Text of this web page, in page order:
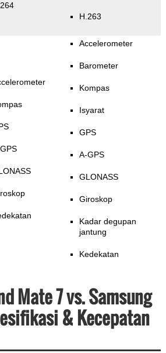
H.263
Accelerometer
Barometer
Kompas
Isyarat
GPS
A-GPS
GLONASS
Giroskop
Kadar degupan
jantung
Kedekatan
Mate 7 vs. Samsung
& Kecepatan